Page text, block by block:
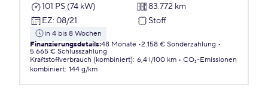
101 PS (74 kW)
83.772 km
EZ: 08/21 Stoff
in 4 bis 8 Wochen
Finanzierungsdetails:48 Monate 2.158 € Sonderzahlung
5.665 € Schlusszahlung
Kraftstoffverbrauch (kombiniert): 6,4 l/100 km
CO₂-Emissionen
kombiniert: 144 g/km